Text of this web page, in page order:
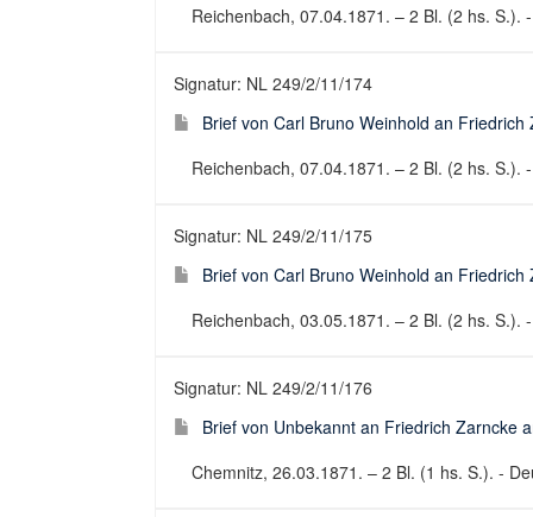
Reichenbach, 07.04.1871. – 2 Bl. (2 hs. S.).
Signatur: NL 249/2/11/174
Brief von Carl Bruno Weinhold an
Reichenbach, 07.04.1871. – 2 Bl. (2 hs. S.).
Signatur: NL 249/2/11/175
Brief von Carl Bruno Weinhold an
Reichenbach, 03.05.1871. – 2 Bl. (2 hs. S.).
Signatur: NL 249/2/11/176
Brief von Unbekannt an Friedrich Zarncke
Chemnitz, 26.03.1871. – 2 Bl. (1 hs. S.). -